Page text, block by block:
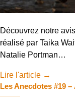
Découvrez notre
réalisé par Taika
Natalie Portman…
Lire l'article →
Les Anecdotes #19